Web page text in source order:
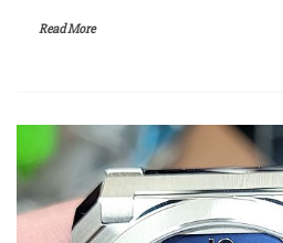
Read More